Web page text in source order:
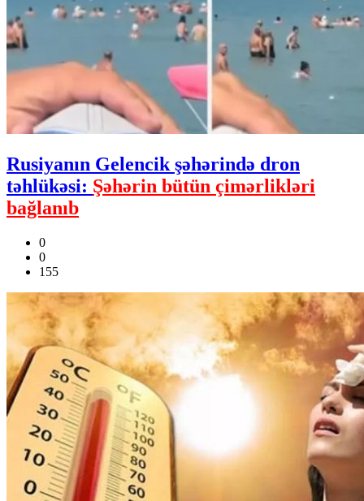
Rusiyanın Gelencik şəhərində dron
təhlükəsi: Şəhərin bütün çimərlikləri
bağlanıb
0
0
155